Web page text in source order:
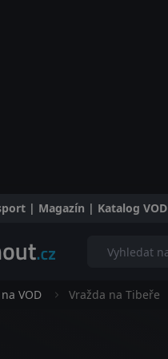
| Magazín | Katalog VOD
VOD Vražda na Tibeře